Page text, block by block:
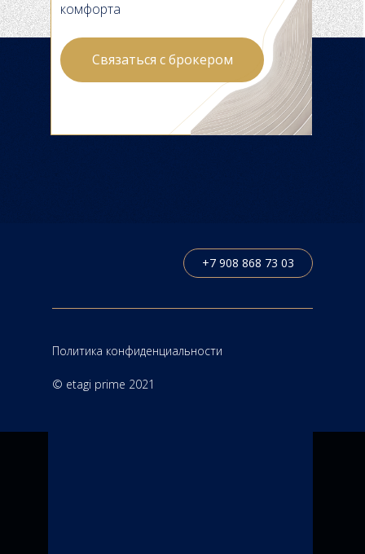
Связаться с брокером
комфорта
+7 908 868 73 03
Оставить заявку
© etagi prime 2021
УСЛУГИ
Политика конфиденциальности